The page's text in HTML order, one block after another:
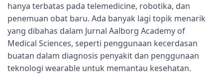
hanya terbatas pada telemedicine, robotika, dan
penemuan obat baru. Ada banyak lagi topik menarik
yang dibahas dalam Jurnal Aalborg Academy of
Medical Sciences, seperti penggunaan kecerdasan
buatan dalam diagnosis penyakit dan penggunaan
teknologi wearable untuk memantau kesehatan.